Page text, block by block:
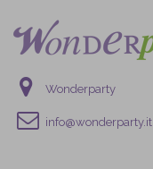
Wonderparty
info@wonderparty.it